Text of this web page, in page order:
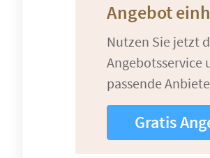
Angebot
Nutzen Sie jetzt
Angebotsservice
passende
Gratis